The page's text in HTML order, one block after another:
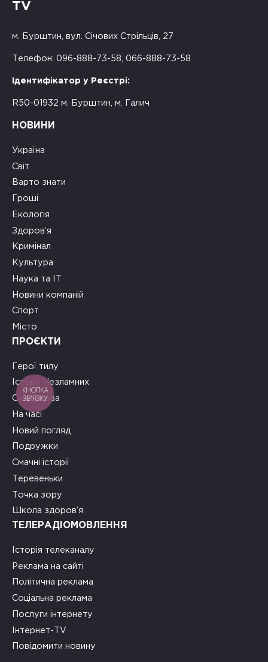
TV
м. Бурштин, вул. Січових Стрільців, 27
Телефон: 096-888-73-58, 066-888-73-58
Ідентифікатор у Реєстрі:
R50-01932 м. Бурштин, м. Галич
НОВИНИ
Україна
Світ
Варто знати
Гроші
Екологія
Здоров’я
Кримінал
Культура
Наука та ІТ
Новини компаній
Спорт
Місто
ПРОЄКТИ
Герої тилу
Історії Незламних
Сила слова
На часі
Новий погляд
Подружки
Смачні історії
Теревеньки
Точка зору
Школа здоров’я
ТЕЛЕРАДІОМОВЛЕННЯ
Історія телеканалу
Реклама на сайті
Політична реклама
Соціальна реклама
Послуги інтернету
Інтернет-TV
Повідомити новину
КНОПКА
ЗВ'ЯЗКУ